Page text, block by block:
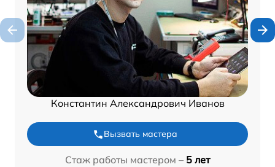
Константин Александрович Иванов
Вызвать мастера
Стаж работы мастером – 5 лет